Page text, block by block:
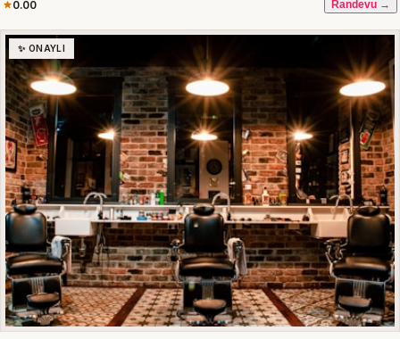
0.00 Randevu →
✨ ONAYLI